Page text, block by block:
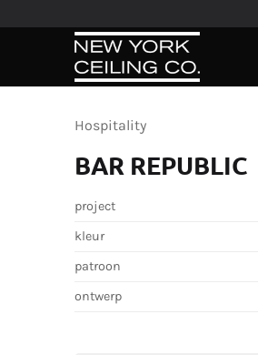
naar
Hospitality
BAR REPUBLIC
project
kleur
patroon
ontwerp